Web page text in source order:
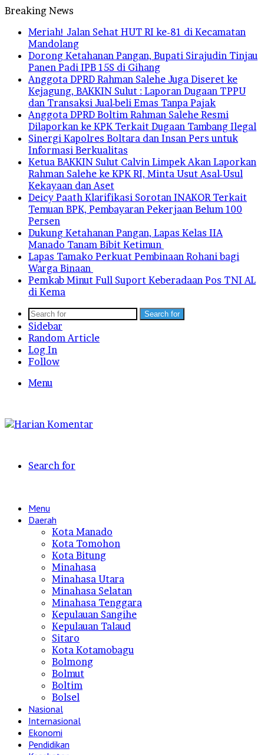
Breaking News
Meriah! Jalan Sehat HUT RI ke-81 di Kecamatan
Mandolang
Dorong Ketahanan Pangan, Bupati Sirajudin Tinjau
Panen Padi IPB 15S di Gihang
Anggota DPRD Rahman Salehe Juga Diseret ke
Kejagung, BAKKIN Sulut : Laporan Dugaan TPPU
dan Transaksi Jual-beli Emas Tanpa Pajak
Anggota DPRD Boltim Rahman Salehe Resmi
Dilaporkan ke KPK Terkait Dugaan Tambang Ilegal
Sinergi Kapolres Boltara dan Insan Pers untuk
Informasi Berkualitas
Ketua BAKKIN Sulut Calvin Limpek Akan Laporkan
Rahman Salehe ke KPK RI, Minta Usut Asal-Usul
Kekayaan dan Aset
Deicy Paath Klarifikasi Sorotan INAKOR Terkait
Temuan BPK, Pembayaran Pekerjaan Belum 100
Persen
Dukung Ketahanan Pangan, Lapas Kelas IIA
Manado Tanam Bibit Ketimun
Lapas Tamako Perkuat Pembinaan Rohani bagi
Warga Binaan
Pemkab Minut Full Suport Keberadaan Pos TNI AL
di Kema
Search for
Sidebar
Random Article
Log In
Follow
Menu
Search for
Menu
Daerah
Kota Manado
Kota Tomohon
Kota Bitung
Minahasa
Minahasa Utara
Minahasa Selatan
Minahasa Tenggara
Kepulauan Sangihe
Kepulauan Talaud
Sitaro
Kota Kotamobagu
Bolmong
Bolmut
Boltim
Bolsel
Nasional
Internasional
Ekonomi
Pendidikan